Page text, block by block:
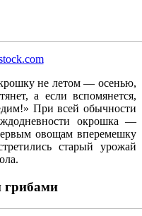
не летом — осенью,
а если вспомянется,
При всей обычности
окрошка —
овощам вперемешку
старый урожай
грибами